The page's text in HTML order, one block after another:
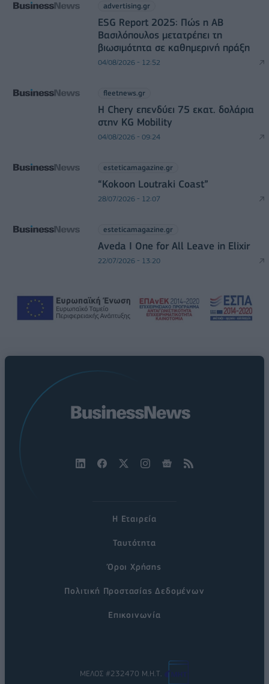
advertising.gr
ESG Report 2025: Πώς η ΑΒ
Βασιλόπουλος μετατρέπει τη
βιωσιμότητα σε καθημερινή πράξη
04/08/2026 - 12:52
fleetnews.gr
Η Chery επενδύει 75 εκατ. δολάρια
στην KG Mobility
04/08/2026 - 09:24
esteticamagazine.gr
“Kokoon Loutraki Coast”
28/07/2026 - 12:07
esteticamagazine.gr
Aveda I One for All Leave in Elixir
22/07/2026 - 13:20
Η Εταιρεία
Ταυτότητα
Όροι Χρήσης
Πολιτική Προστασίας Δεδομένων
Επικοινωνία
ΜΕΛΟΣ #232470 Μ.Η.Τ.